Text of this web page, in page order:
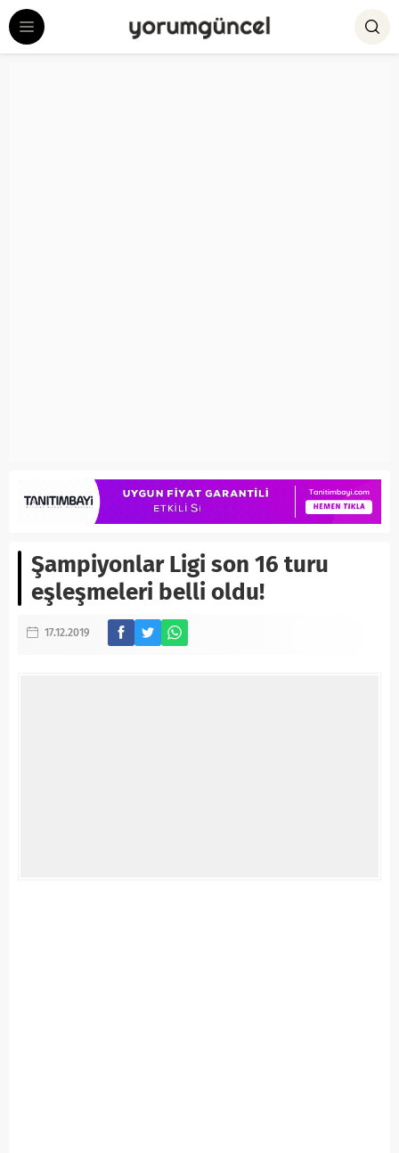
Şampiyonlar Ligi son 16 turu
eşleşmeleri belli oldu!
17.12.2019